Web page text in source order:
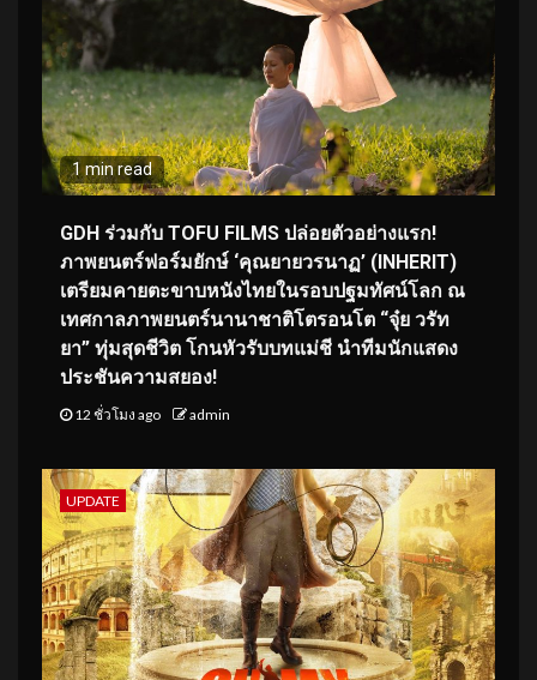
1 min read
GDH ร่วมกับ TOFU FILMS ปล่อยตัวอย่างแรก!
ภาพยนตร์ฟอร์มยักษ์ ‘คุณยายวรนาฏ’ (INHERIT)
เตรียมคายตะขาบหนังไทยในรอบปฐมทัศน์โลก ณ
เทศกาลภาพยนตร์นานาชาติโตรอนโต “จุ๋ย วรัท
ยา” ทุ่มสุดชีวิต โกนหัวรับบทแม่ชี นำทีมนักแสดง
ประชันความสยอง!
12 ชั่วโมง ago admin
UPDATE